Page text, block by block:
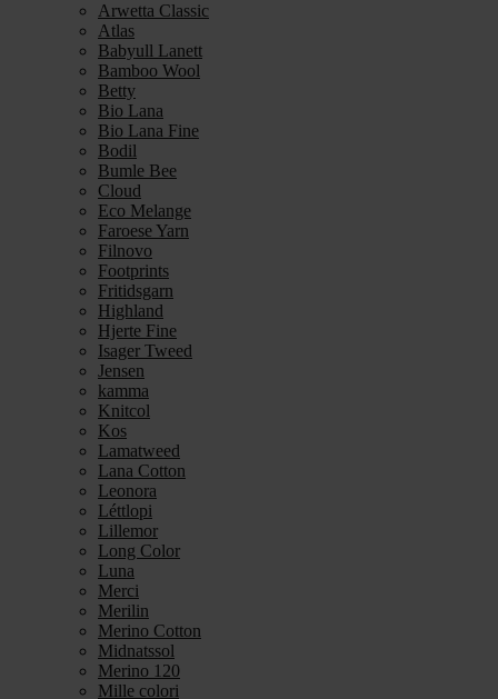
Arwetta Classic
Atlas
Babyull Lanett
Bamboo Wool
Betty
Bio Lana
Bio Lana Fine
Bodil
Bumle Bee
Cloud
Eco Melange
Faroese Yarn
Filnovo
Footprints
Fritidsgarn
Highland
Hjerte Fine
Isager Tweed
Jensen
kamma
Knitcol
Kos
Lamatweed
Lana Cotton
Leonora
Léttlopi
Lillemor
Long Color
Luna
Merci
Merilin
Merino Cotton
Midnatssol
Merino 120
Mille colori